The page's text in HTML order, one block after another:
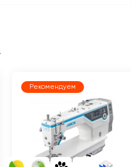
Рекомендуем